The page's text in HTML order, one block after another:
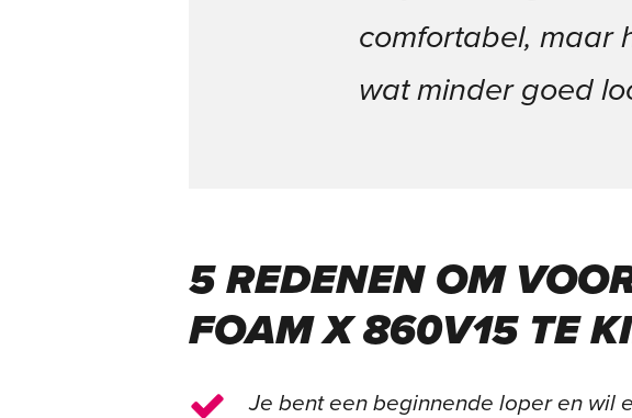
comfortabel, maar
wat minder goed
5 REDENEN OM
FOAM X 860V15 TE
Je bent een beginnende loper en wil